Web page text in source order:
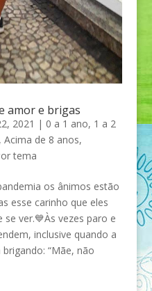
amor e brigas
2021 | 0 a 1 ano, 1 a 2
, Acima de 8 anos,
tema
os ânimos estão
esse carinho que eles
ver.💙Às vezes paro e
inclusive quando a
“Mãe, não